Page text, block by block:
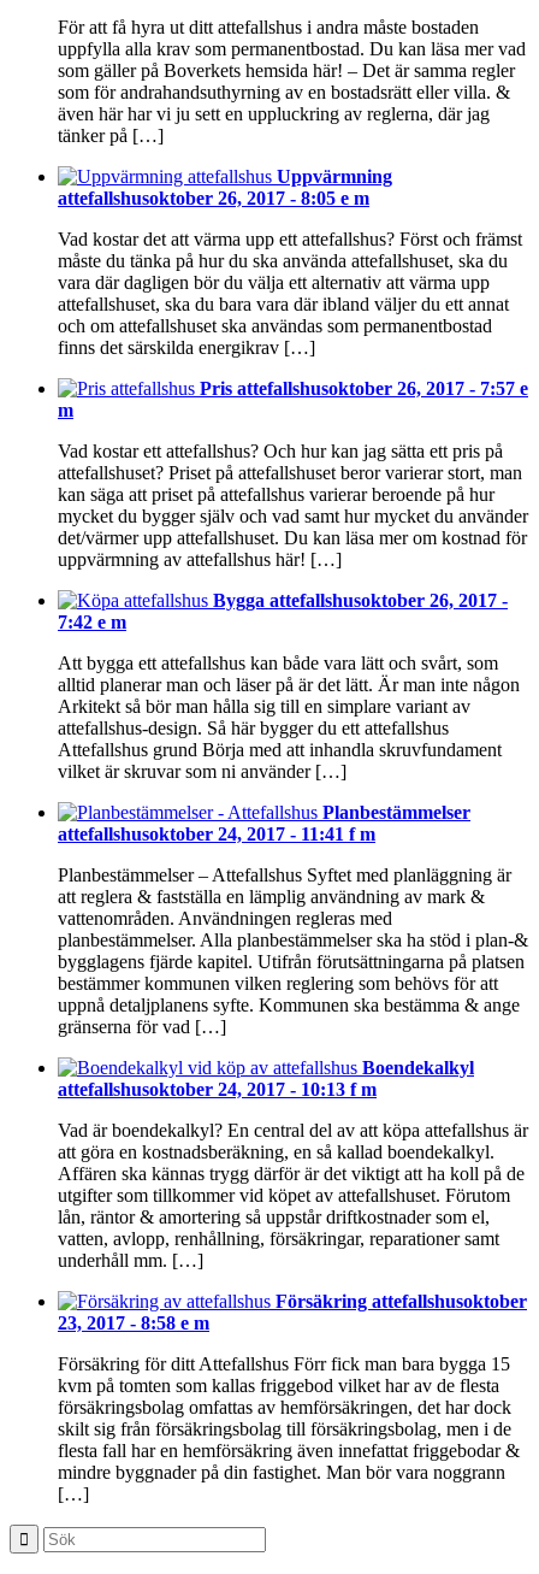
För att få hyra ut ditt attefallshus i andra måste bostaden
uppfylla alla krav som permanentbostad. Du kan läsa mer vad
som gäller på Boverkets hemsida här! – Det är samma regler
som för andrahandsuthyrning av en bostadsrätt eller villa. &
även här har vi ju sett en uppluckring av reglerna, där jag
tänker på […]
Uppvärmning
attefallshusoktober 26, 2017 - 8:05 e m
Vad kostar det att värma upp ett attefallshus? Först och främst
måste du tänka på hur du ska använda attefallshuset, ska du
vara där dagligen bör du välja ett alternativ att värma upp
attefallshuset, ska du bara vara där ibland väljer du ett annat
och om attefallshuset ska användas som permanentbostad
finns det särskilda energikrav […]
Pris attefallshusoktober 26, 2017 - 7:57 e
m
Vad kostar ett attefallshus? Och hur kan jag sätta ett pris på
attefallshuset? Priset på attefallshuset beror varierar stort, man
kan säga att priset på attefallshus varierar beroende på hur
mycket du bygger själv och vad samt hur mycket du använder
det/värmer upp attefallshuset. Du kan läsa mer om kostnad för
uppvärmning av attefallshus här! […]
Bygga attefallshusoktober 26, 2017 -
7:42 e m
Att bygga ett attefallshus kan både vara lätt och svårt, som
alltid planerar man och läser på är det lätt. Är man inte någon
Arkitekt så bör man hålla sig till en simplare variant av
attefallshus-design. Så här bygger du ett attefallshus
Attefallshus grund Börja med att inhandla skruvfundament
vilket är skruvar som ni använder […]
Planbestämmelser
attefallshusoktober 24, 2017 - 11:41 f m
Planbestämmelser – Attefallshus Syftet med planläggning är
att reglera & fastställa en lämplig användning av mark &
vattenområden. Användningen regleras med
planbestämmelser. Alla planbestämmelser ska ha stöd i plan-&
bygglagens fjärde kapitel. Utifrån förutsättningarna på platsen
bestämmer kommunen vilken reglering som behövs för att
uppnå detaljplanens syfte. Kommunen ska bestämma & ange
gränserna för vad […]
Boendekalkyl
attefallshusoktober 24, 2017 - 10:13 f m
Vad är boendekalkyl? En central del av att köpa attefallshus är
att göra en kostnadsberäkning, en så kallad boendekalkyl.
Affären ska kännas trygg därför är det viktigt att ha koll på de
utgifter som tillkommer vid köpet av attefallshuset. Förutom
lån, räntor & amortering så uppstår driftkostnader som el,
vatten, avlopp, renhållning, försäkringar, reparationer samt
underhåll mm. […]
Försäkring attefallshusoktober
23, 2017 - 8:58 e m
Försäkring för ditt Attefallshus Förr fick man bara bygga 15
kvm på tomten som kallas friggebod vilket har av de flesta
försäkringsbolag omfattas av hemförsäkringen, det har dock
skilt sig från försäkringsbolag till försäkringsbolag, men i de
flesta fall har en hemförsäkring även innefattat friggebodar &
mindre byggnader på din fastighet. Man bör vara noggrann
[…]